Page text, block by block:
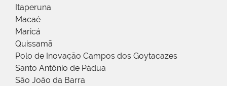
Itaperuna
Macaé
Maricá
Quissamã
Polo de Inovação Campos dos Goytacazes
Santo Antônio de Pádua
São João da Barra